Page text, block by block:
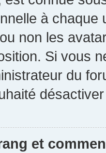
à chaque
non les
Si vous
du
et